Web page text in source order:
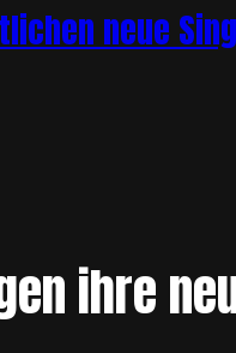
neue
ihre